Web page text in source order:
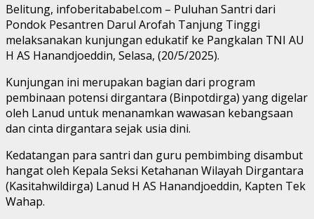
Belitung, infoberitababel.com – Puluhan Santri dari
Pondok Pesantren Darul Arofah Tanjung Tinggi
melaksanakan kunjungan edukatif ke Pangkalan TNI AU
H AS Hanandjoeddin, Selasa, (20/5/2025).
Kunjungan ini merupakan bagian dari program
pembinaan potensi dirgantara (Binpotdirga) yang digelar
oleh Lanud untuk menanamkan wawasan kebangsaan
dan cinta dirgantara sejak usia dini.
Kedatangan para santri dan guru pembimbing disambut
hangat oleh Kepala Seksi Ketahanan Wilayah Dirgantara
(Kasitahwildirga) Lanud H AS Hanandjoeddin, Kapten Tek
Wahap.